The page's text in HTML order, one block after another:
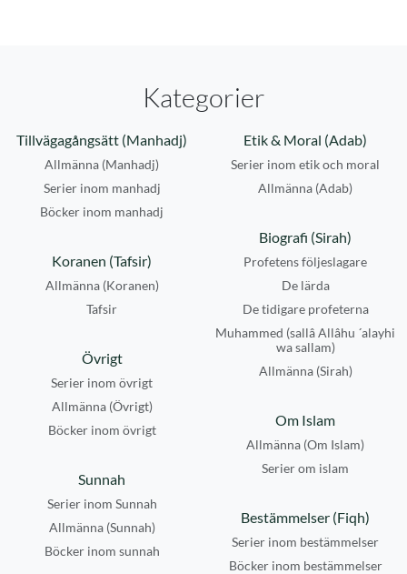
Kategorier
Tillvägagångsätt (Manhadj)
Allmänna (Manhadj)
Serier inom manhadj
Böcker inom manhadj
Etik & Moral (Adab)
Serier inom etik och moral
Allmänna (Adab)
Biografi (Sirah)
Profetens följeslagare
De lärda
De tidigare profeterna
Muhammed (sallâ Allâhu ´alayhi
wa sallam)
Allmänna (Sirah)
Koranen (Tafsir)
Allmänna (Koranen)
Tafsir
Övrigt
Serier inom övrigt
Allmänna (Övrigt)
Böcker inom övrigt
Om Islam
Allmänna (Om Islam)
Serier om islam
Sunnah
Serier inom Sunnah
Allmänna (Sunnah)
Böcker inom sunnah
Bestämmelser (Fiqh)
Serier inom bestämmelser
Böcker inom bestämmelser